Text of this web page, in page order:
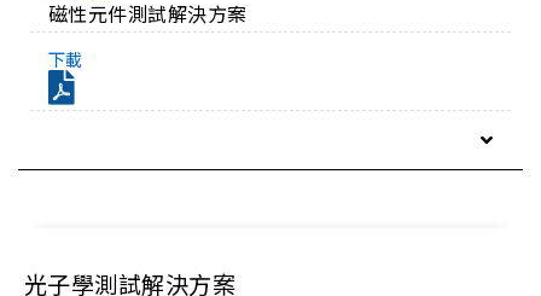
磁性元件測試解決方案
光子學測試解決方案